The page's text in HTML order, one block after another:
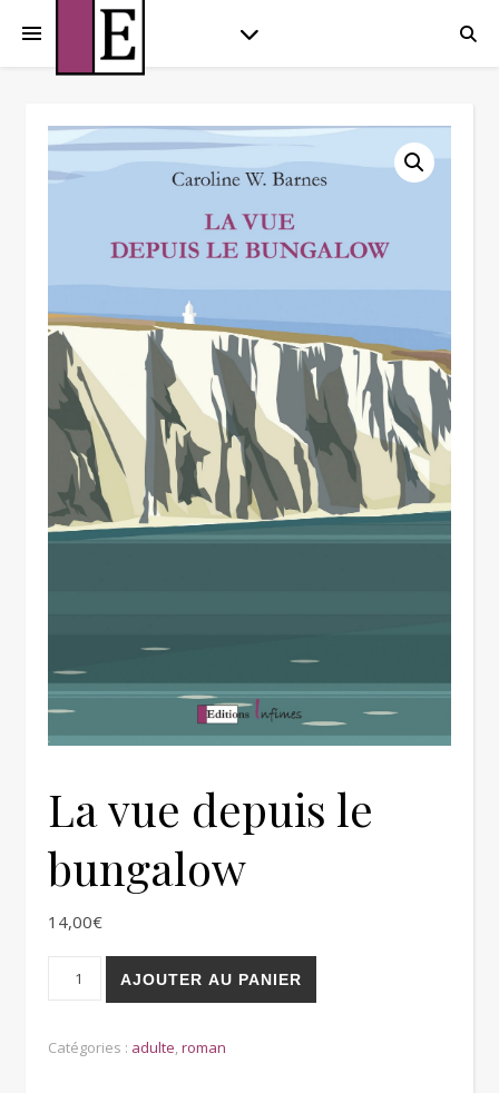
La vue depuis le
bungalow
14,00€
quantité de La vue depuis le bungalow
AJOUTER AU PANIER
Catégories : adulte,roman